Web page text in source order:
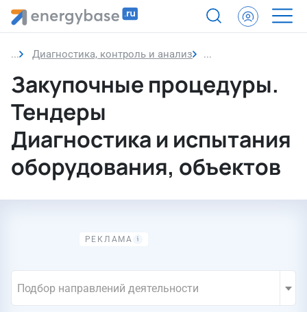
Диагностика, контроль и анализ Диагностика и
Закупочные процедуры.
Тендеры
Диагностика и испытания
оборудования, объектов
Подбор направлений деятельности